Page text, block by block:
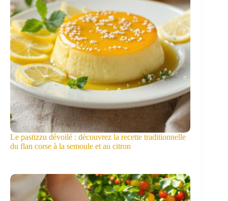
Le pastizzu dévoilé : découvrez la recette traditionnelle
du flan corse à la semoule et au citron